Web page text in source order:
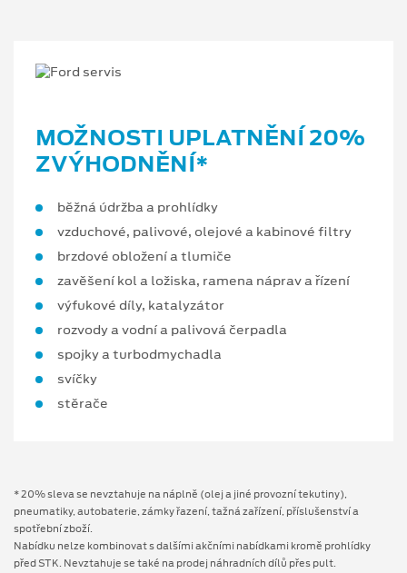
MOŽNOSTI UPLATNĚNÍ 20%
ZVÝHODNĚNÍ*
běžná údržba a prohlídky
vzduchové, palivové, olejové a kabinové filtry
brzdové obložení a tlumiče
zavěšení kol a ložiska, ramena náprav a řízení
výfukové díly, katalyzátor
rozvody a vodní a palivová čerpadla
spojky a turbodmychadla
svíčky
stěrače
* 20% sleva se nevztahuje na náplně (olej a jiné provozní tekutiny),
pneumatiky, autobaterie, zámky řazení, tažná zařízení, příslušenství a
spotřební zboží.
Nabídku nelze kombinovat s dalšími akčními nabídkami kromě prohlídky
před STK. Nevztahuje se také na prodej náhradních dílů přes pult.